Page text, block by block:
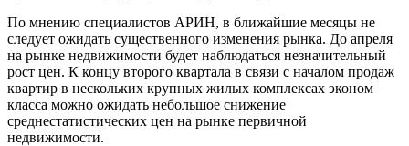
По мнению специалистов АРИН, в ближайшие месяцы не
следует ожидать существенного изменения рынка. До апреля
на рынке недвижимости будет наблюдаться незначительный
рост цен. К концу второго квартала в связи с началом продаж
квартир в нескольких крупных жилых комплексах эконом
класса можно ожидать небольшое снижение
среднестатистических цен на рынке первичной
недвижимости.